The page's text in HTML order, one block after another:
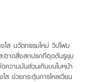
ใส นวัตกรรมใหม่ วิปโฟม
ะอาดสิ่งสกปรกที่อุดตันรูขุม
ความมันส่วนเกินบนใบหน้า
ส ช่วยกระตุ้นการไหลเวียน